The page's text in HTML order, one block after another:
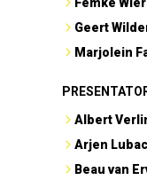
Geert
Marjolein
Albert
Arjen
Beau van